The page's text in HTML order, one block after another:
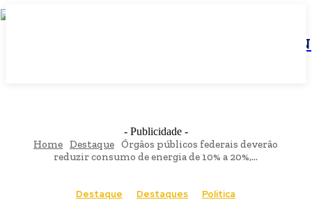
JBN
- Publicidade -
Home Destaque Órgãos públicos federais deverão
reduzir consumo de energia de 10% a 20%,...
Destaque Destaques Política